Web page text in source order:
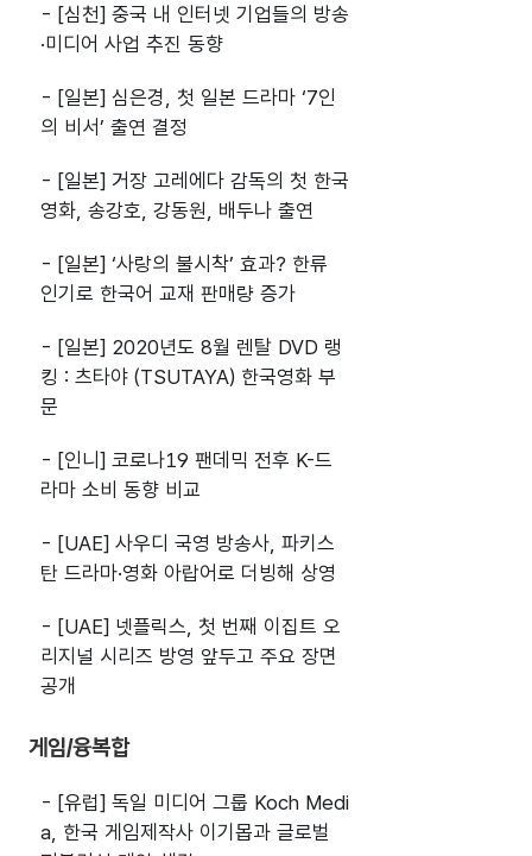
- [심천] 중국 내 인터넷 기업들의 방송
·미디어 사업 추진 동향
- [일본] 심은경, 첫 일본 드라마 ‘7인
의 비서’ 출연 결정
- [일본] 거장 고레에다 감독의 첫 한국
영화, 송강호, 강동원, 배두나 출연
- [일본] ‘사랑의 불시착’ 효과? 한류
인기로 한국어 교재 판매량 증가
- [일본] 2020년도 8월 렌탈 DVD 랭
킹 : 츠타야 (TSUTAYA) 한국영화 부
문
- [인니] 코로나19 팬데믹 전후 K-드
라마 소비 동향 비교
- [UAE] 사우디 국영 방송사, 파키스
탄 드라마·영화 아랍어로 더빙해 상영
- [UAE] 넷플릭스, 첫 번째 이집트 오
리지널 시리즈 방영 앞두고 주요 장면
공개
게임/융복합
- [유럽] 독일 미디어 그룹 Koch Medi
a, 한국 게임제작사 이기몹과 글로벌